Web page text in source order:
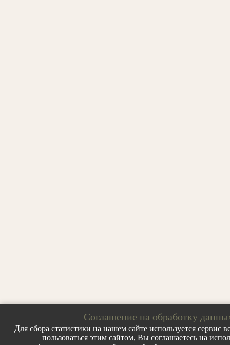
Соглашение на обработку
Для сбора статистики на нашем сайте используется
пользоваться этим сайтом, Вы соглашаетесь на